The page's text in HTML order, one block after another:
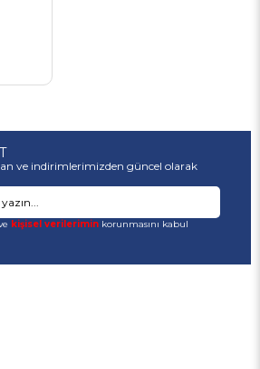
ve indirimlerimizden güncel olarak
kişisel verileriminkorunmasını kabul